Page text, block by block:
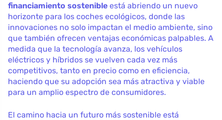
financiamiento sostenible está abriendo un nuevo
horizonte para los coches ecológicos, donde las
innovaciones no solo impactan el medio ambiente, sino
que también ofrecen ventajas económicas palpables. A
medida que la tecnología avanza, los vehículos
eléctricos y híbridos se vuelven cada vez más
competitivos, tanto en precio como en eficiencia,
haciendo que su adopción sea más atractiva y viable
para un amplio espectro de consumidores.
El camino hacia un futuro más sostenible está